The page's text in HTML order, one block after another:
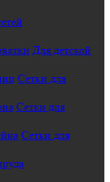
Для детской
Сетки для
Сетки для
Сетки для